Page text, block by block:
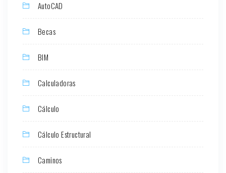
AutoCAD
Becas
BIM
Calculadoras
Cálculo
Cálculo Estructural
Caminos